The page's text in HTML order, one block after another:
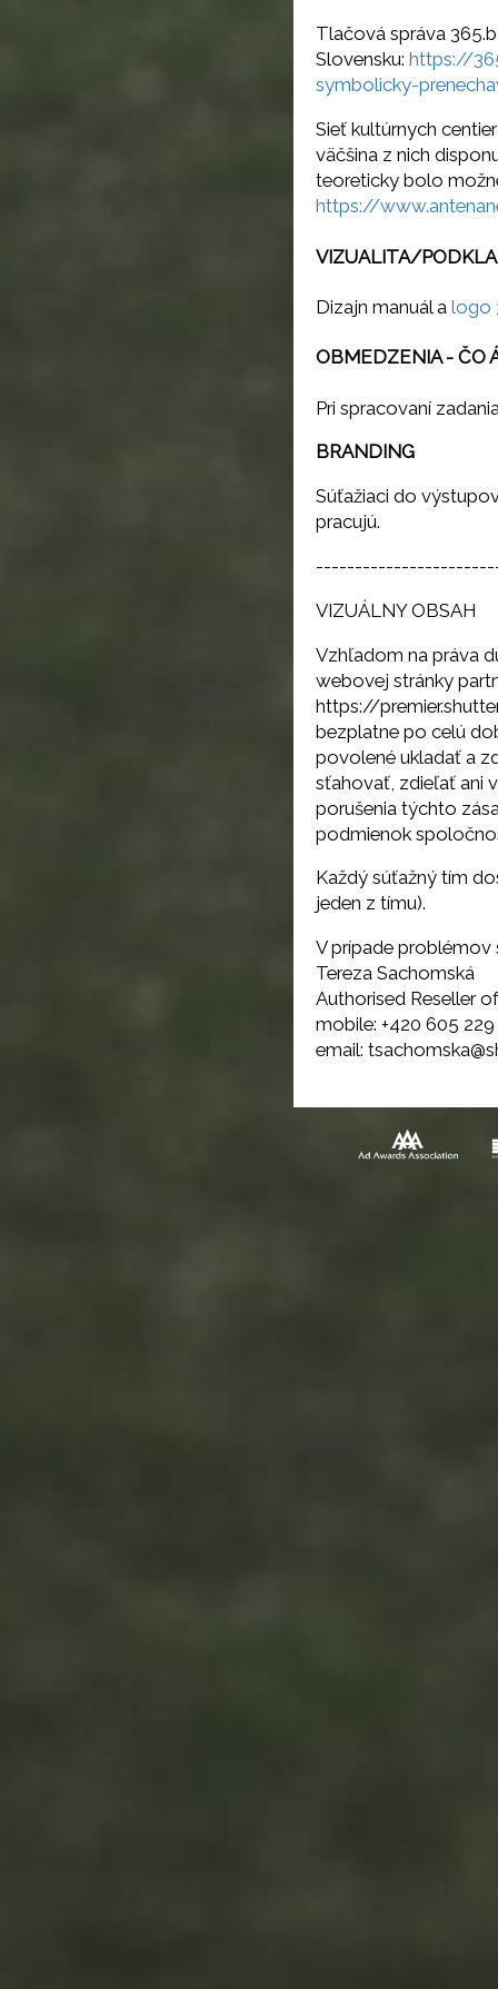
Tlačová správa
Slovensku: https://
symbolicky-
Sieť kultúrnych
väčšina z nich
teoreticky bolo
https://
VIZUALITA/
Dizajn manuál a logo
OBMEDZENIA - ČO
Pri spracovaní
BRANDING
Súťažiaci do
pracujú.
VIZUÁLNY OBSAH
Vzhľadom na práva
webovej stránky
https://
bezplatne po celú
povolené ukladať a
sťahovať, zdieľať ani
porušenia týchto
podmienok
Každý súťažný tím
jeden z tímu).
V prípade
Tereza Sachomská
Authorised Reseller
mobile: +420 605
email: